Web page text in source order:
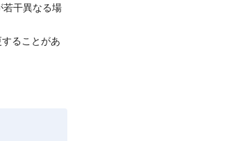
干異なる場
ることがあ